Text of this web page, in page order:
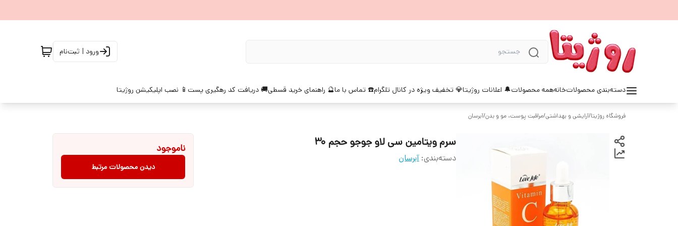
ورود | ثبت‌نام
دسته‌بندی محصولاتخانههمه محصولات🔔 اعلانات روژیتا💎 تخفیف ویژه در کانال تلگرام☎️ تماس با ما🔮 راهنمای خرید قسطی🚚 دریافت کد رهگیری پست 📱 نصب اپلیکیشن روژیتا
فروشگاه روژیتا/آرایشی و بهداشتی/مراقبت پوست، مو و بدن/آبرسان
سرم ویتامین سی لاو جوجو حجم 30
دسته‌بندی: آبرسان
ناموجود
دیدن محصولات مرتبط